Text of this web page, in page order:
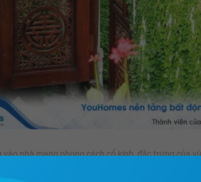
vào nhà mang phong cách cổ kính, đặc trưng của